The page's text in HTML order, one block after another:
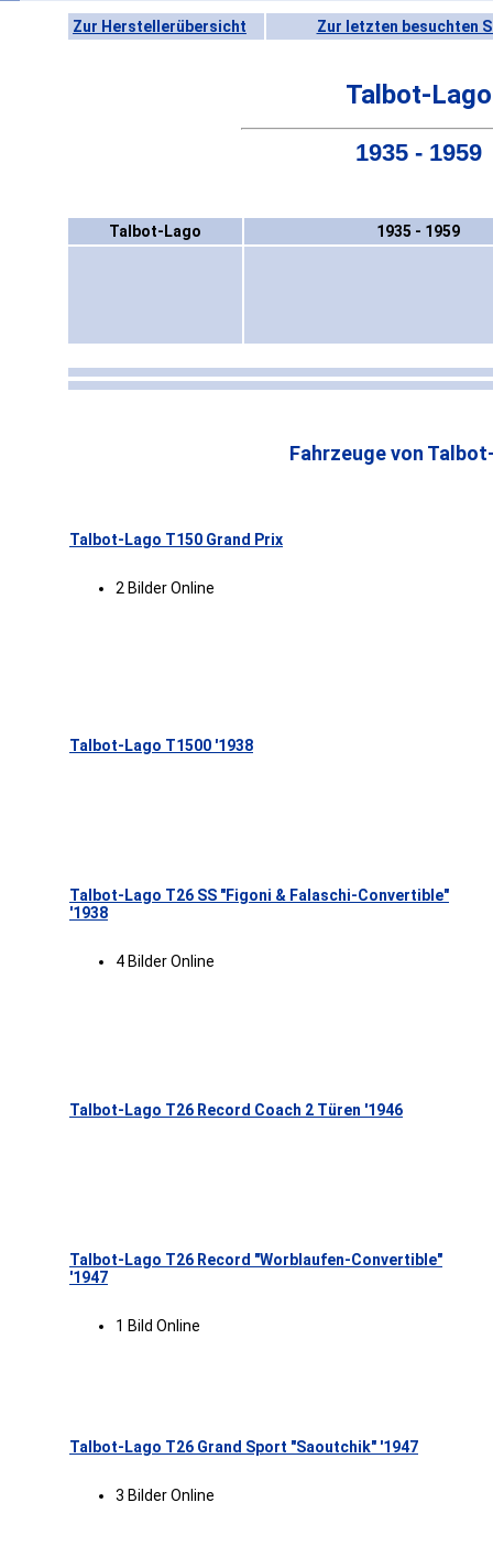
Zur Herstellerübersicht Zur letzten besuchten
Talbot-Lago
1935 - 1959
Talbot-Lago 1935 - 1959
Fahrzeuge von
Talbot-Lago T150 Grand Prix
2 Bilder Online
Talbot-Lago T1500 '1938
Talbot-Lago T26 SS "Figoni & Falaschi-Convertible"
'1938
4 Bilder Online
Talbot-Lago T26 Record Coach 2 Türen '1946
Talbot-Lago T26 Record "Worblaufen-Convertible"
'1947
1 Bild Online
Talbot-Lago T26 Grand Sport "Saoutchik" '1947
3 Bilder Online